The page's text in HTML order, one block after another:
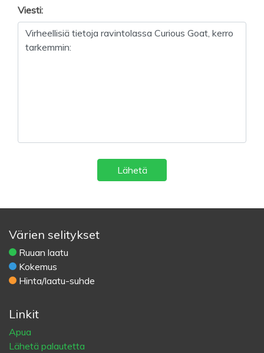
Viesti:
Lähetä
Värien selitykset
Ruuan laatu
Kokemus
Hinta/laatu-suhde
Linkit
Apua
Lähetä palautetta